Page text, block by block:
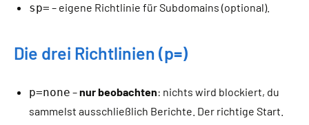
sp= – eigene Richtlinie für Subdomains (optional).
Die drei Richtlinien (p=)
p=none –nur beobachten: nichts wird blockiert, du
sammelst ausschließlich Berichte. Der richtige Start.